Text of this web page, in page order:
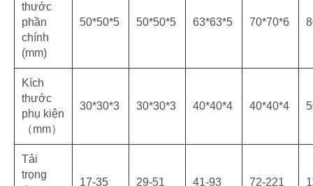
thước
phần
chính
(mm)
50*50*5 50*50*5 63*63*5 70*70*6
Kích
thước
phụ kiện
（mm）
30*30*3 30*30*3 40*40*4 40*40*4
Tải
trọng
17-35 29-51 41-93 72-221